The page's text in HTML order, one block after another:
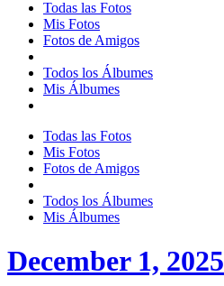
Todas las Fotos
Mis Fotos
Fotos de Amigos
Todos los Álbumes
Mis Álbumes
Todas las Fotos
Mis Fotos
Fotos de Amigos
Todos los Álbumes
Mis Álbumes
December 1, 2025